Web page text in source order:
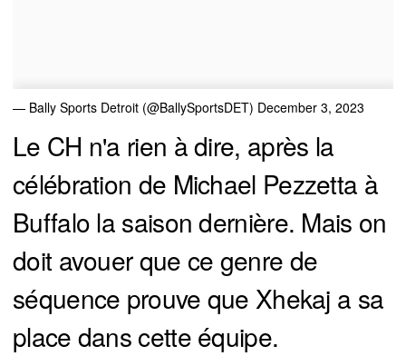
— Bally Sports Detroit (@BallySportsDET) December 3, 2023
Le CH n'a rien à dire, après la
célébration de Michael Pezzetta à
Buffalo la saison dernière. Mais on
doit avouer que ce genre de
séquence prouve que Xhekaj a sa
place dans cette équipe.